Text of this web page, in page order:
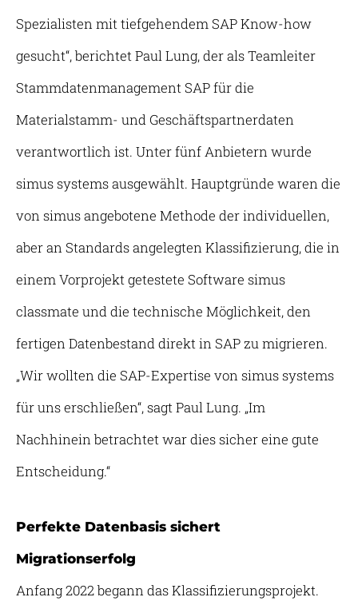
Spezialisten mit tiefgehendem SAP Know-how
gesucht“, berichtet Paul Lung, der als Teamleiter
Stammdatenmanagement SAP für die
Materialstamm- und Geschäftspartnerdaten
verantwortlich ist. Unter fünf Anbietern wurde
simus systems ausgewählt. Hauptgründe waren die
von simus angebotene Methode der individuellen,
aber an Standards angelegten Klassifizierung, die in
einem Vorprojekt getestete Software simus
classmate und die technische Möglichkeit, den
fertigen Datenbestand direkt in SAP zu migrieren.
„Wir wollten die SAP-Expertise von simus systems
für uns erschließen“, sagt Paul Lung. „Im
Nachhinein betrachtet war dies sicher eine gute
Entscheidung.“
Perfekte Datenbasis sichert
Migrationserfolg
Anfang 2022 begann das Klassifizierungsprojekt.